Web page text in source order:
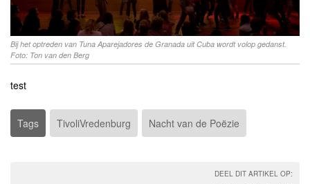
Bij het optreden van Tuna Aparejadores de Granada uit Cuba wordt volop gedanst.
Foto: Ton van den Berg
test
Tags TivoliVredenburg Nacht van de Poëzie
DEEL DIT ARTIKEL OP: